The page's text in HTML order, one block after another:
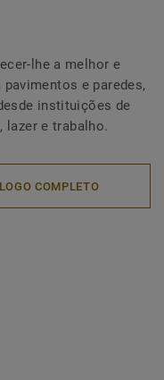
lhe a melhor e
e paredes,
instituições de
lazer e trabalho.
COMPLETO